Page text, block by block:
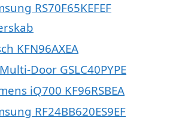
RS70F65KEFEF
KFN96AXEA
Door GSLC40PYPE
iQ700 KF96RSBEA
RF24BB620ES9EF